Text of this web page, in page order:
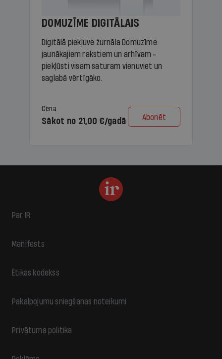
DOMUZĪME DIGITĀLAIS
Digitālā piekļuve žurnāla Domuzīme
jaunākajiem rakstiem un arhīvam -
piekļūsti visam saturam vienuviet un
saglabā vērtīgāko.
Cena
Sākot no 21,00 €/gadā Abonēt
Par IR
Manifests
Ētikas kodekss
Pakalpojumu sniegšanas noteikumi
Privātuma politika